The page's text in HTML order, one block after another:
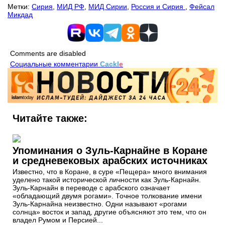
Метки: Сирия МИД РФ МИД Сирии Россия и Сирия
Фейсал
Микдад
Comments are disabled
Социальные комментарии Cackle
Читайте также:
Упоминания о Зуль-Карнайне в Коране
и средневековых арабских источниках
Известно, что в Коране, в суре «Пещера» много внимания
уделено такой исторической личности как Зуль-Карнайн.
Зуль-Карнайн в переводе с арабского означает
«обладающий двумя рогами». Точное толкование имени
Зуль-Карнайна неизвестно. Одни называют «рогами
солнца» восток и запад, другие объясняют это тем, что он
владел Румом и Персией...